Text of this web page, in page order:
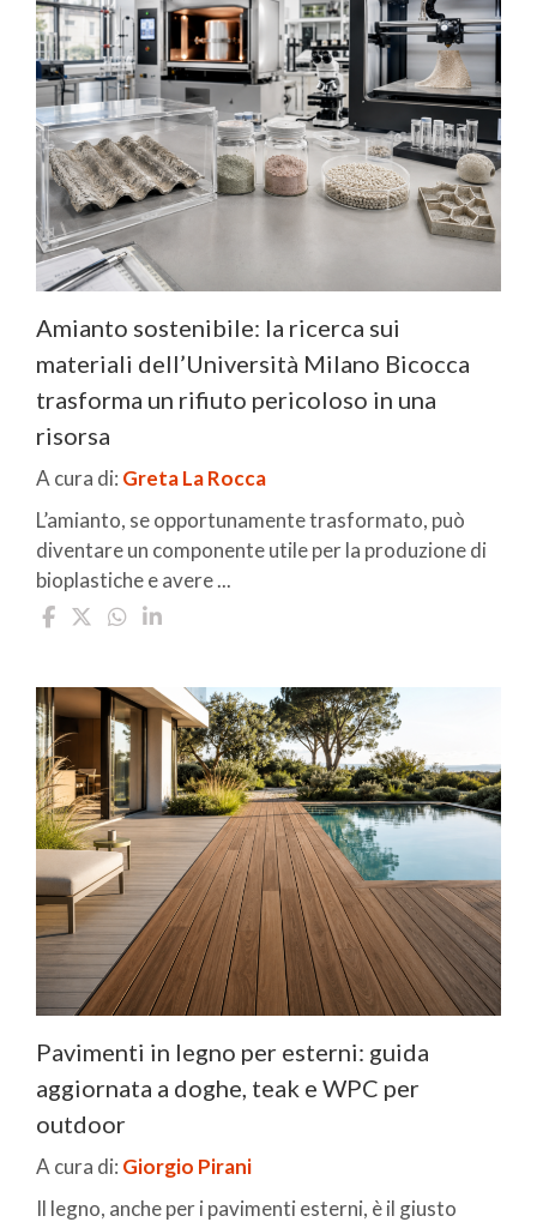
Amianto sostenibile: la ricerca sui
materiali dell’Università Milano Bicocca
trasforma un rifiuto pericoloso in una
risorsa
A cura di: Greta La Rocca
L’amianto, se opportunamente trasformato, può
diventare un componente utile per la produzione di
bioplastiche e avere ...
Pavimenti in legno per esterni: guida
aggiornata a doghe, teak e WPC per
outdoor
A cura di: Giorgio Pirani
Il legno, anche per i pavimenti esterni, è il giusto